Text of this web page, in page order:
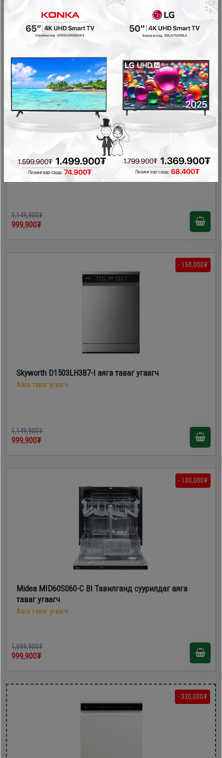
Midea MFD45S050S аяга таваг угаагч
Аяга таваг угаагч
1,149,900₮
999,900₮
- 150,000₮
Skyworth D1503LH3B7-I аяга таваг угаагч
Аяга таваг угаагч
1,149,900₮
999,900₮
- 100,000₮
Midea MID60S060-C BI Тавилганд суурилдаг аяга
таваг угаагч
Аяга таваг угаагч
1,099,900₮
999,900₮
- 330,000₮